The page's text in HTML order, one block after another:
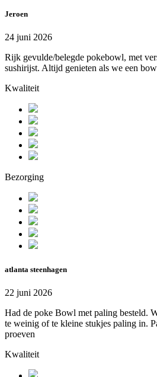
Jeroen
24 juni 2026
Rijk gevulde/belegde pokebowl, met
sushirijst. Altijd genieten als we een
Kwaliteit
Bezorging
atlanta steenhagen
22 juni 2026
Had de poke Bowl met paling besteld.
te weinig of te kleine stukjes paling in.
proeven
Kwaliteit